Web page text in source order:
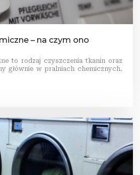
– na czym ono
to rodzaj czyszczenia tkanin oraz
głównie w pralniach chemicznych.